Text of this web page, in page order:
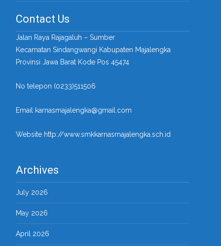
Contact Us
Jalan Raya Rajagaluh – Sumber
Kecamatan Sindangwangi Kabupaten Majalengka
Provinsi Jawa Barat Kode Pos 45474
No telepon (0233)511506
Email karnasmajalengka@gmail.com
Website http://www.smkkarnasmajalengka.sch.id
Archives
July 2026
May 2026
April 2026